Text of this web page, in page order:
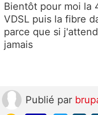
Bientôt pour moi la
VDSL puis la fibre
parce que si
jamais
Publié par